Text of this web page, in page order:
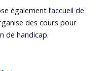
égalementl’accueil de
des cours pour
de handicap.